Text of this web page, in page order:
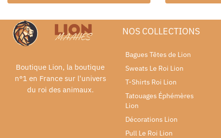
Boutique Lion, la boutique
n°1 en France sur l'univers
du roi des animaux.
NOS COLLECTIONS
Bagues Têtes de Lion
Sweats Le Roi Lion
T-Shirts Roi Lion
Tatouages Éphémères
Lion
Décorations Lion
Pull Le Roi Lion